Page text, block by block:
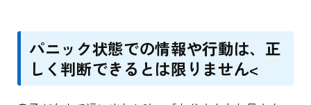
パニック状態での情報や行動は、正
しく判断できるとは限りません<